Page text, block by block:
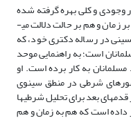
وجودی و کلی بهره گرفته شده
است و متغیری که سور بر آن حمل می­کند هم بر زمان و هم بر حالت دلالت می­
در رساله دکتری خود، که
است؛ به راهنمایی موحد
به کار برده است. او
شرطی در منطق سینوی
حسینی، 1375: 71) اما در قدم­های بعد برای تحلیل شرطی­ها
داده است که هم به زمان و هم